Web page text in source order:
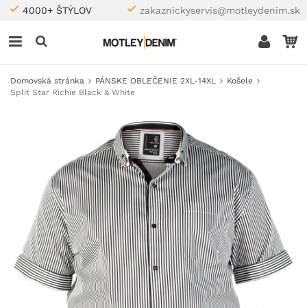
4000+ ŠTÝLOV zakaznickyservis@motleydenim.sk
Domovská stránka PÁNSKE OBLEČENIE 2XL-14XL
Košele
Split Star Richie Black & White